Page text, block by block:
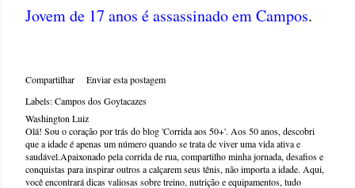
Jovem de 17 anos é assassinado em Campos.
Compartilhar
Enviar esta postagem
Labels:Campos dos Goytacazes
Washington Luiz
Olá! Sou o coração por trás do blog 'Corrida aos 50+'. Aos 50 anos, descobri
que a idade é apenas um número quando se trata de viver uma vida ativa e
saudável.Apaixonado pela corrida de rua, compartilho minha jornada, desafios e
conquistas para inspirar outros a calçarem seus tênis, não importa a idade. Aqui,
você encontrará dicas valiosas sobre treino, nutrição e equipamentos, tudo